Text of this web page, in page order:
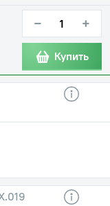
− +
Купить